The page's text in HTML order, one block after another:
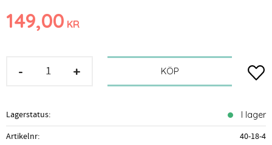
149,00 KR
+
- KÖP
Lagerstatus I lager
Artikelnr
40-18-4